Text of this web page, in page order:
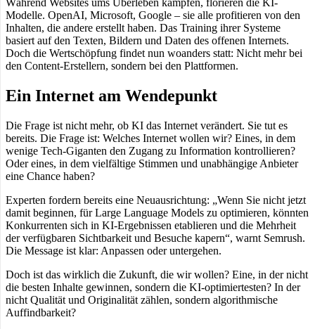
Während Websites ums Überleben kämpfen, florieren die KI-
Modelle. OpenAI, Microsoft, Google – sie alle profitieren von den
Inhalten, die andere erstellt haben. Das Training ihrer Systeme
basiert auf den Texten, Bildern und Daten des offenen Internets.
Doch die Wertschöpfung findet nun woanders statt: Nicht mehr bei
den Content-Erstellern, sondern bei den Plattformen.
Ein Internet am Wendepunkt
Die Frage ist nicht mehr, ob KI das Internet verändert. Sie tut es
bereits. Die Frage ist: Welches Internet wollen wir? Eines, in dem
wenige Tech-Giganten den Zugang zu Information kontrollieren?
Oder eines, in dem vielfältige Stimmen und unabhängige Anbieter
eine Chance haben?
Experten fordern bereits eine Neuausrichtung: „Wenn Sie nicht jetzt
damit beginnen, für Large Language Models zu optimieren, könnten
Konkurrenten sich in KI-Ergebnissen etablieren und die Mehrheit
der verfügbaren Sichtbarkeit und Besuche kapern“, warnt Semrush.
Die Message ist klar: Anpassen oder untergehen.
Doch ist das wirklich die Zukunft, die wir wollen? Eine, in der nicht
die besten Inhalte gewinnen, sondern die KI-optimiertesten? In der
nicht Qualität und Originalität zählen, sondern algorithmische
Auffindbarkeit?